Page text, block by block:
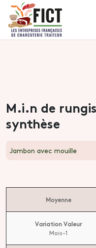
M.i.n de
synthèse
Jambon avec mouille
Moyenne
Variation Valeur
Mois-1